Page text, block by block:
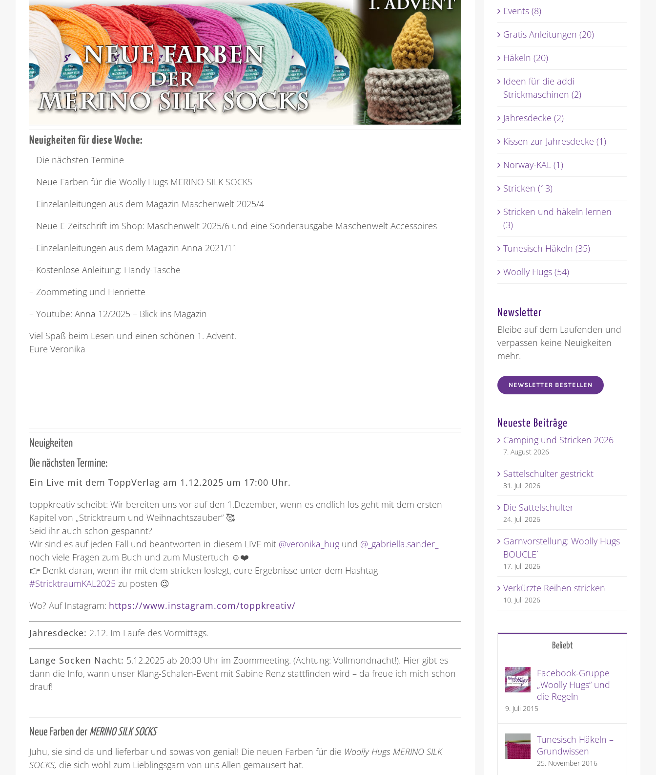
Neuigkeiten für diese Woche:
– Die nächsten Termine
– Neue Farben für die Woolly Hugs MERINO SILK SOCKS
– Einzelanleitungen aus dem Magazin Maschenwelt 2025/4
– Neue E-Zeitschrift im Shop: Maschenwelt 2025/6 und eine Sonderausgabe Maschenwelt Accessoires
– Einzelanleitungen aus dem Magazin Anna 2021/11
– Kostenlose Anleitung: Handy-Tasche
– Zoommeting und Henriette
– Youtube: Anna 12/2025 – Blick ins Magazin
Viel Spaß beim Lesen und einen schönen 1. Advent.
Eure Veronika
Neuigkeiten
Die nächsten Termine:
Ein Live mit dem ToppVerlag am 1.12.2025 um 17:00 Uhr.
toppkreativ scheibt: Wir bereiten uns vor auf den 1.Dezember, wenn es endlich los geht mit dem ersten
Kapitel von „Stricktraum und Weihnachtszauber“ 🥰
Seid ihr auch schon gespannt?
Wir sind es auf jeden Fall und beantworten in diesem LIVE mit @veronika_hug und @_gabriella.sander_
noch viele Fragen zum Buch und zum Mustertuch ☺️❤️
👉 Denkt daran, wenn ihr mit dem stricken loslegt, eure Ergebnisse unter dem Hashtag
#StricktraumKAL2025 zu posten 😉
Wo? Auf Instagram: https://www.instagram.com/toppkreativ/
Jahresdecke: 2.12. Im Laufe des Vormittags.
Lange Socken Nacht: 5.12.2025 ab 20:00 Uhr im Zoommeeting. (Achtung: Vollmondnacht!). Hier gibt es
dann die Info, wann unser Klang-Schalen-Event mit Sabine Renz stattfinden wird – da freue ich mich schon
drauf!
Neue Farben der MERINO SILK SOCKS
Juhu, sie sind da und lieferbar und sowas von genial! Die neuen Farben für die Woolly Hugs MERINO SILK
SOCKS, die sich wohl zum Lieblingsgarn von uns Allen gemausert hat.
Events (8)
Gratis Anleitungen (20)
Häkeln (20)
Ideen für die addi
Strickmaschinen (2)
Jahresdecke (2)
Kissen zur Jahresdecke (1)
Norway-KAL (1)
Stricken (13)
Stricken und häkeln lernen
(3)
Tunesisch Häkeln (35)
Woolly Hugs (54)
Newsletter
Bleibe auf dem Laufenden und
verpassen keine Neuigkeiten
mehr.
NEWSLETTER BESTELLEN
Neueste Beiträge
Camping und Stricken 2026
7. August 2026
Sattelschulter gestrickt
31. Juli 2026
Die Sattelschulter
24. Juli 2026
Garnvorstellung: Woolly Hugs
BOUCLE`
17. Juli 2026
Verkürzte Reihen stricken
10. Juli 2026
Beliebt
Facebook-Gruppe
„Woolly Hugs“ und
die Regeln
9. Juli 2015
Tunesisch Häkeln –
Grundwissen
25. November 2016